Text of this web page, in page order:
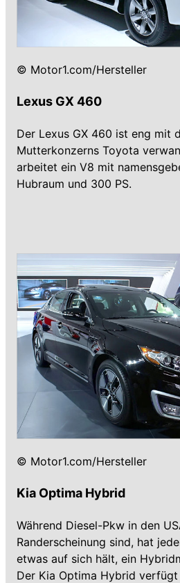
© Motor1.com/Hersteller
Lexus GX 460
Der Lexus GX 460 ist eng mit
Mutterkonzerns Toyota
arbeitet ein V8 mit
Hubraum und 300 PS.
© Motor1.com/Hersteller
Kia Optima Hybrid
Während Diesel-Pkw in den
Randerscheinung sind, hat
etwas auf sich hält, ein
Der Kia Optima Hybrid